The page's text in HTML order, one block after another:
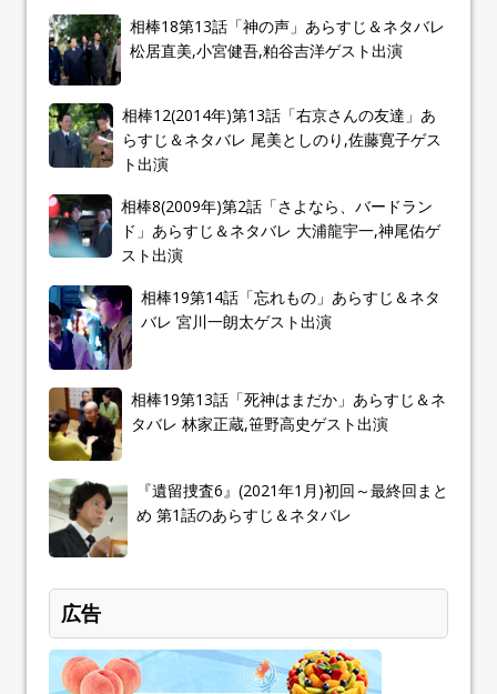
相棒18第13話「神の声」あらすじ＆ネタバレ
松居直美,小宮健吾,粕谷吉洋ゲスト出演
相棒12(2014年)第13話「右京さんの友達」あ
らすじ＆ネタバレ 尾美としのり,佐藤寛子ゲス
ト出演
相棒8(2009年)第2話「さよなら、バードラン
ド」あらすじ＆ネタバレ 大浦龍宇一,神尾佑ゲ
スト出演
相棒19第14話「忘れもの」あらすじ＆ネタ
バレ 宮川一朗太ゲスト出演
相棒19第13話「死神はまだか」あらすじ＆ネ
タバレ 林家正蔵,笹野高史ゲスト出演
『遺留捜査6』(2021年1月)初回～最終回まと
め 第1話のあらすじ＆ネタバレ
広告